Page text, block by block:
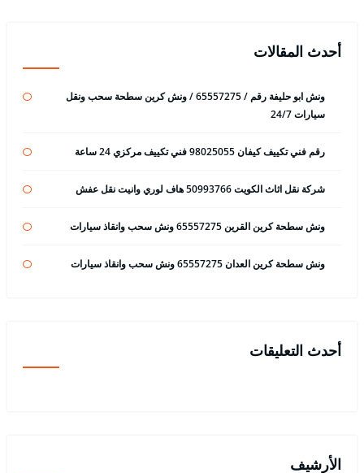
أحدث المقالات
ونش ابو حليفة رقم / 65557275 / ونش كرين سطحة سحب ونقل
سيارات 24/7
رقم فني تكييف كيفان 98025055 فني تكييف مركزي 24 ساعة
شركة نقل اثاث الكويت 50993766 هاف لوري وانيت نقل عفش
ونش سطحة كرين القرين 65557275 ونش سحب وانقاذ سيارات
ونش سطحة كرين العدان 65557275 ونش سحب وانقاذ سيارات
أحدث التعليقات
الأرشيف